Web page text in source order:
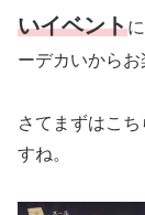
いイベント
ーデカいからお
さてまずはこち
すね。